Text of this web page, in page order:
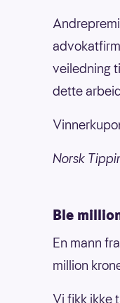
veiledning
dette
Norsk
Ble
En mann
million
Vi fikk ikke